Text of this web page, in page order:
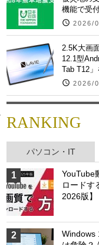
機能で受
2026/
2.5K大画
12.1型
Tab T12
2026/
RANKING
パソコン・IT
1
YouTube
ロードす
2026版】
2
Windows